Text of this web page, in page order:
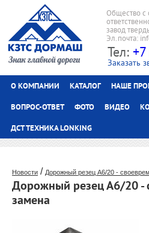
Общество с
завод
Эл.почта:
Тел:
Заказать
О КОМПАНИИ КАТАЛОГ НАШЕ
ВОПРОС-ОТВЕТ ФОТО ВИДЕО
ДСТ ТЕХНИКА LONKING
Новости / Дорожный резец А6/20 -
Дорожный резец А6/20 -
замена